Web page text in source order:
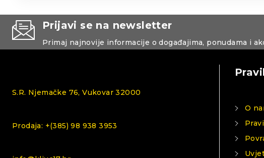
Prijavi se na newsletter
Primaj najnovije informacije o događajima, ponudama i
S.R. Njemačke 76, Vukovar 32000
Prodaja: +(385) 98 938 3953
O